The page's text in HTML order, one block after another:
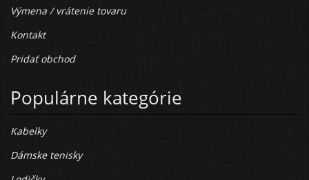
Výmena / vrátenie tovaru
Kontakt
Pridať obchod
Populárne kategórie
Kabelky
Dámske tenisky